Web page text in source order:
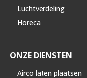
Luchtverdeling
Horeca
ONZE DIENSTEN
Airco laten plaatsen